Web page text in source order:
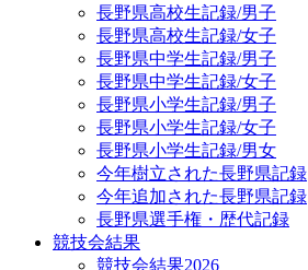
長野県高校生記録/男子
長野県高校生記録/女子
長野県中学生記録/男子
長野県中学生記録/女子
長野県小学生記録/男子
長野県小学生記録/女子
長野県小学生記録/男女
今年樹立された長野県記録
今年追加された長野県記録
長野県選手権・歴代記録
競技会結果
競技会結果2026